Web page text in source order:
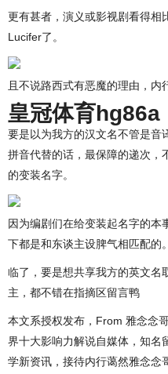
更有甚者，演义或影视剧看得相
Lucifer了。
且不说路西式有恶魔的理由，内
皇冠体育hg86a
要是以为我方的汉文名不管是音
拼音代替的话，最保障的递次，
的变装名字。
因为编剧们在给变装起名字的本
下都是和东谈主设脾气相匹配的。
临了，要是想共享我方的英文名
主，都不错在指摘区留言鸭
本文系授权发布，From 雅念念
界十大影响力解说自媒体，知名
学新资讯，接待内行蔼然雅念念